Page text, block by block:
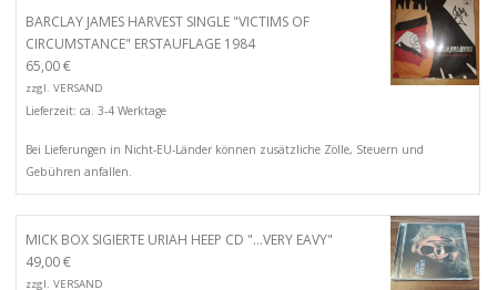
BARCLAY JAMES HARVEST SINGLE "VICTIMS OF
CIRCUMSTANCE" ERSTAUFLAGE 1984
65,00€
zzgl. VERSAND
Lieferzeit: ca. 3-4 Werktage
Bei Lieferungen in Nicht-EU-Länder können zusätzliche Zölle, Steuern und
Gebühren anfallen.
MICK BOX SIGIERTE URIAH HEEP CD "...VERY EAVY"
49,00€
zzgl. VERSAND